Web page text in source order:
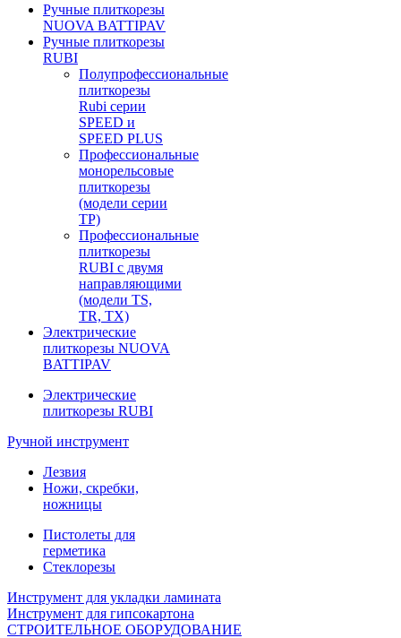
Ручные плиткорезы
NUOVA BATTIPAV
Ручные плиткорезы
RUBI
Полупрофессиональные
плиткорезы
Rubi серии
SPEED и
SPEED PLUS
Профессиональные
монорельсовые
плиткорезы
(модели серии
TP)
Профессиональные
плиткорезы
RUBI с двумя
направляющими
(модели TS,
TR, TX)
Электрические
плиткорезы NUOVA
BATTIPAV
Электрические
плиткорезы RUBI
Ручной инструмент
Лезвия
Ножи, скребки,
ножницы
Пистолеты для
герметика
Стеклорезы
Инструмент для укладки ламината
Инструмент для гипсокартона
СТРОИТЕЛЬНОЕ ОБОРУДОВАНИЕ